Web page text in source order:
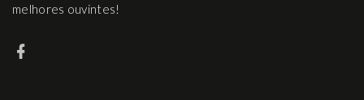
melhores ouvintes!